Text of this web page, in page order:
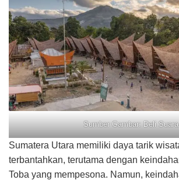
Sumber Gambar: Deli Suara
Sumatera Utara memiliki daya tarik
terbantahkan, terutama dengan
Toba yang mempesona. Namun,